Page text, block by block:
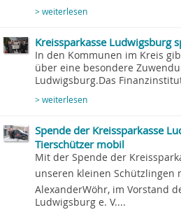
> weiterlesen
Kreissparkasse Ludwigsburg
In den Kommunen im Kreis
über eine besondere
Ludwigsburg.Das
> weiterlesen
Spende der Kreissparkasse
Tierschützer mobil
Mit der Spende der
unseren kleinen Schützlingen
AlexanderWöhr, im Vorstand
Ludwigsburg e. V....